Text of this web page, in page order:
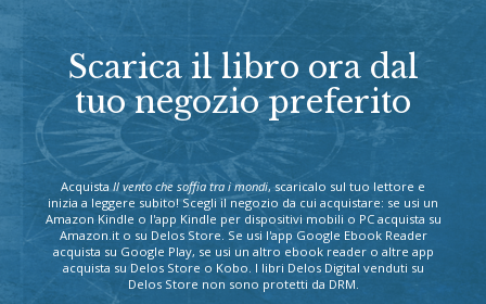
Scarica il libro ora dal
tuo negozio preferito
Acquista Il vento che soffia tra i mondi, scaricalo sul tuo lettore e
inizia a leggere subito! Scegli il negozio da cui acquistare: se usi un
Amazon Kindle o l'app Kindle per dispositivi mobili o PC acquista su
Amazon.it o su Delos Store. Se usi l'app Google Ebook Reader
acquista su Google Play, se usi un altro ebook reader o altre app
acquista su Delos Store o Kobo. I libri Delos Digital venduti su
Delos Store non sono protetti da DRM.